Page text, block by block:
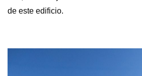
de este edificio.